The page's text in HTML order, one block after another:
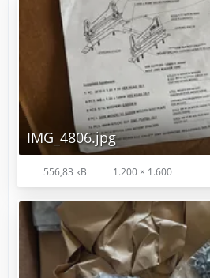
IMG_4806.jpg
556,83 kB 1.200 × 1.600